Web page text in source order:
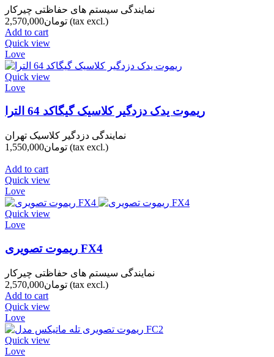
نمایندگی سیستم های حفاظتی چیرکار
تومان2,570,000 (tax excl.)
Add to cart
Quick view
Love
Quick view
Love
ریموت یدک دزدگیر کلاسیک گیگاکد 64 الترا
نمایندگی دزدگیر کلاسیک تهران
تومان1,550,000 (tax excl.)
Add to cart
Quick view
Love
Quick view
Love
ریموت تصویری FX4
نمایندگی سیستم های حفاظتی چیرکار
تومان2,570,000 (tax excl.)
Add to cart
Quick view
Love
Quick view
Love